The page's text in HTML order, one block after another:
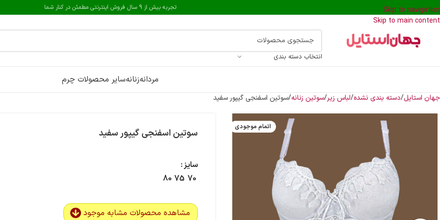
Skip to navigation
Skip to main content
تجربه بیش از 9 سال فروش اینترنتی مطمئن در کنار شما
انتخاب دسته بندی
مردانهزنانهسایر محصولات چرم
جهان استایل دسته بندی نشده لباس زیر سوتین زنانه سوتین اسفنجی گیپور سفید
اتمام موجودی سوتین اسفنجی گیپور سفید
سایز
70
75
80
مشاهده محصولات مشابه موجود